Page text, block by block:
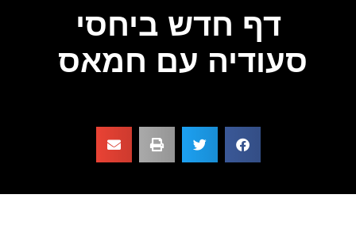
דף חדש ביחסי
סעודיה עם חמאס